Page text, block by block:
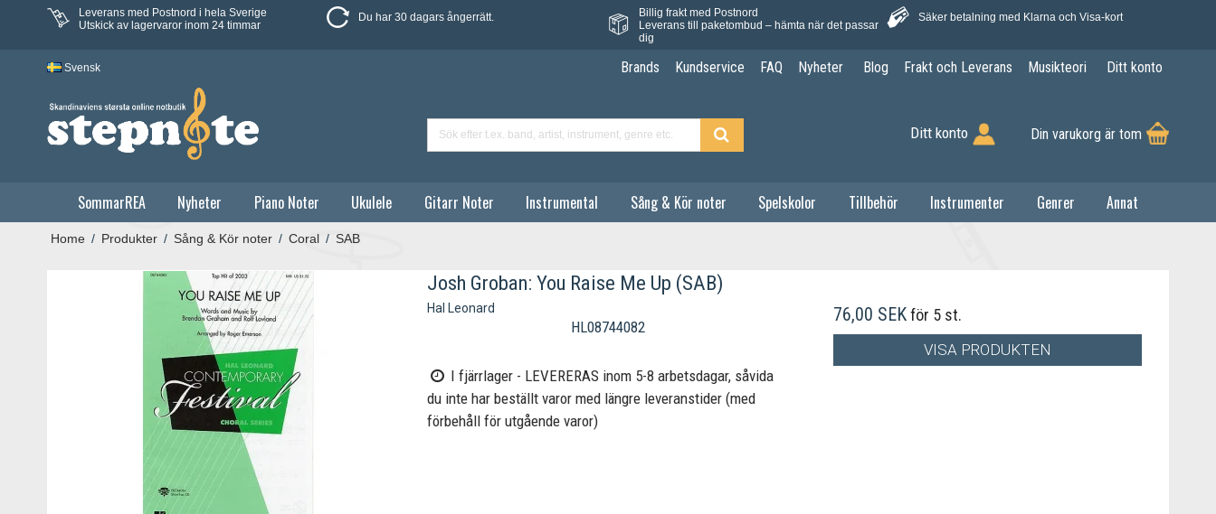
Leverans med Postnord i hela Sverige
Utskick av lagervaror inom 24 timmar
Du har 30 dagars ångerrätt.
Billig frakt med Postnord
Leverans till paketombud – hämta när det passar
dig
Säker betalning med Klarna och Visa-kort
Svensk Brands Kundservice FAQ Nyheter Blog Frakt och Leverans Musikteori Ditt konto
Ditt konto Din varukorg är tom
SommarREA Nyheter Piano Noter Ukulele Gitarr Noter Instrumental Sång & Kör noter Spelskolor Tillbehör Instrumenter Genrer Annat
Home / Produkter / Sång & Kör noter / Coral / SAB
Josh Groban: You Raise Me Up (SAB)
Hal Leonard
HL08744082
I fjärrlager - LEVERERAS inom 5-8 arbetsdagar, såvida
du inte har beställt varor med längre leveranstider (med
förbehåll för utgående varor)
76,00 SEKför 5 st.
VISA PRODUKTEN